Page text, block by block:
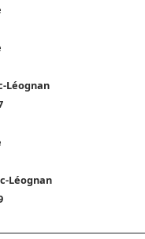
Léognan
Léognan